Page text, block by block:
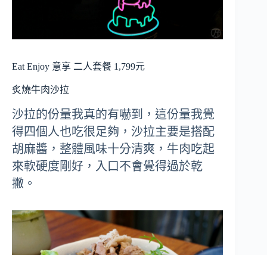
Eat Enjoy 意享 二人套餐 1,799元
炙燒牛肉沙拉
沙拉的份量我真的有嚇到，這份量我覺
得四個人也吃很足夠，沙拉主要是搭配
胡麻醬，整體風味十分清爽，牛肉吃起
來軟硬度剛好，入口不會覺得過於乾
撇。